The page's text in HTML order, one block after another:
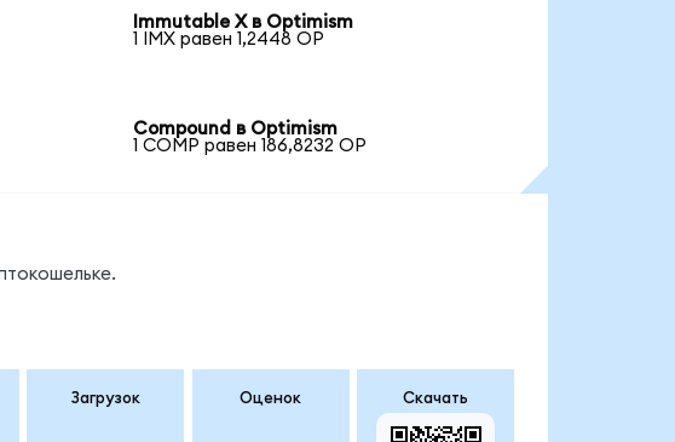
Immutable X в Optimism
1 IMX равен 1,2448 OP
Compound в Optimism
1 COMP равен 186,8232 OP
Загрузок Оценок Скачать